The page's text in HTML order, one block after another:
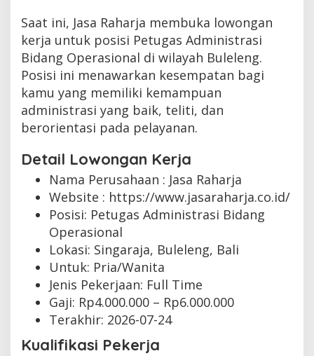
Saat ini, Jasa Raharja membuka lowongan
kerja untuk posisi Petugas Administrasi
Bidang Operasional di wilayah Buleleng.
Posisi ini menawarkan kesempatan bagi
kamu yang memiliki kemampuan
administrasi yang baik, teliti, dan
berorientasi pada pelayanan.
Detail Lowongan Kerja
Nama Perusahaan : Jasa Raharja
Website : https://www.jasaraharja.co.id/
Posisi: Petugas Administrasi Bidang
Operasional
Lokasi: Singaraja, Buleleng, Bali
Untuk: Pria/Wanita
Jenis Pekerjaan: Full Time
Gaji: Rp4.000.000 – Rp6.000.000
Terakhir: 2026-07-24
Kualifikasi Pekerja